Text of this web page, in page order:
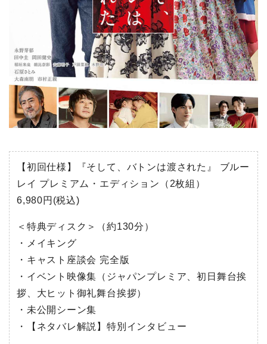
【初回仕様】『そして、バトンは渡された』 ブルー
レイ プレミアム・エディション（2枚組）
6,980円(税込)
＜特典ディスク＞（約130分）
・メイキング
・キャスト座談会 完全版
・イベント映像集（ジャパンプレミア、初日舞台挨
拶、大ヒット御礼舞台挨拶）
・未公開シーン集
・【ネタバレ解説】特別インタビュー